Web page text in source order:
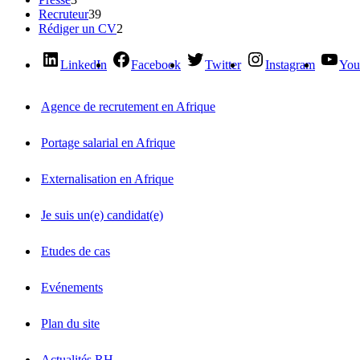
Recruteur39
Rédiger un CV2
LinkedIn Facebook Twitter Instagram
Agence de recrutement en Afrique
Portage salarial en Afrique
Externalisation en Afrique
Je suis un(e) candidat(e)
Etudes de cas
Evénements
Plan du site